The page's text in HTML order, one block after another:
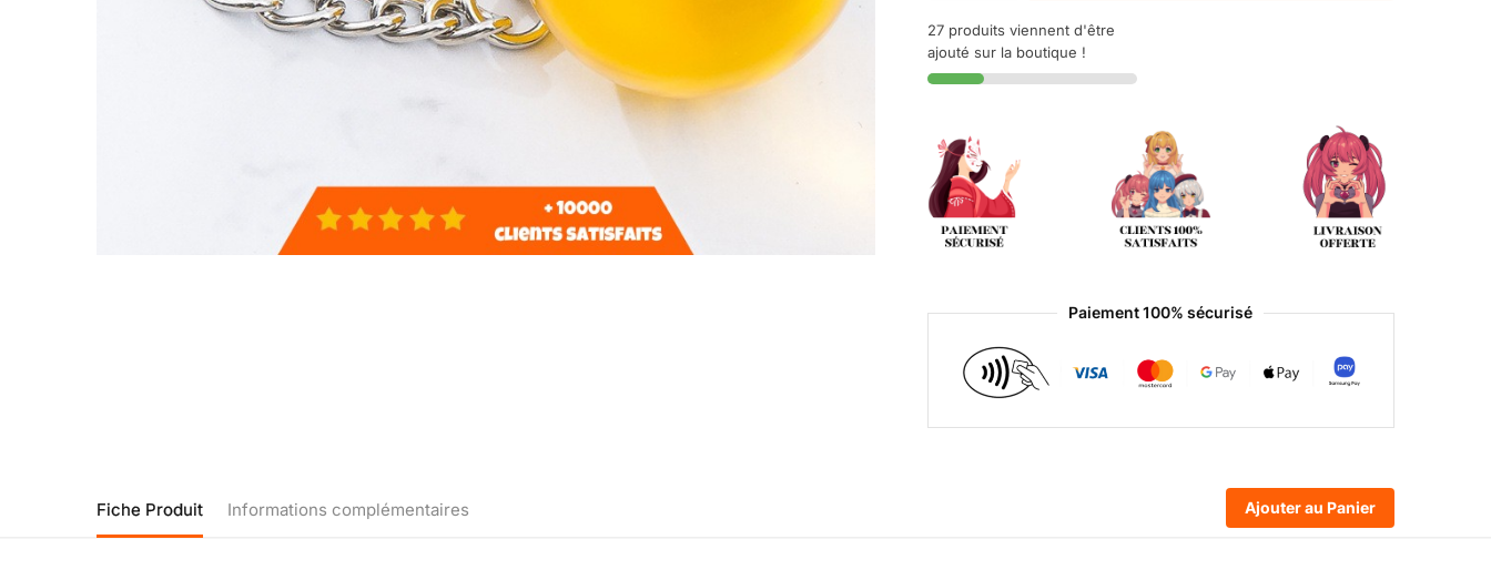
27 produits viennent d'être
ajouté sur la boutique !
Paiement 100% sécurisé
Fiche Produit Informations complémentaires Ajouter au Panier